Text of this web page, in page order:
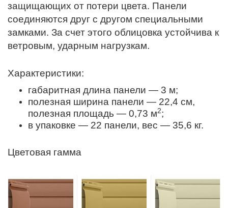
защищающих от потери цвета. Панели
соединяются друг с другом специальными
замками. За счет этого облицовка устойчива к
ветровым, ударным нагрузкам.
Характеристики:
габаритная длина панели — 3 м;
полезная ширина панели — 22,4 см,
полезная площадь — 0,73 м2;
в упаковке — 22 панели, вес — 35,6 кг.
Цветовая гамма